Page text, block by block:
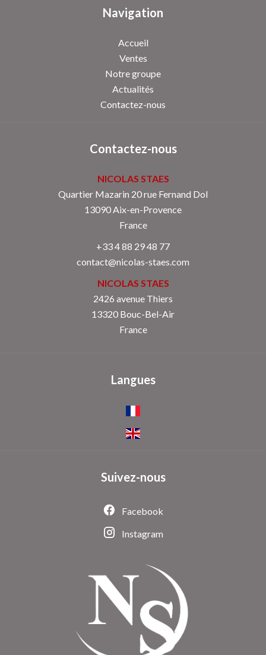
Navigation
Accueil
Ventes
Notre groupe
Actualités
Contactez-nous
Contactez-nous
NICOLAS STAES
Quartier Mazarin 20 rue Fernand Dol
13090Aix-en-Provence
France
+33 4 88 29 48 77
contact@nicolas-staes.com
NICOLAS STAES
2426 avenue Thiers
13320 Bouc-Bel-Air
France
Langues
Suivez-nous
Facebook
Instagram